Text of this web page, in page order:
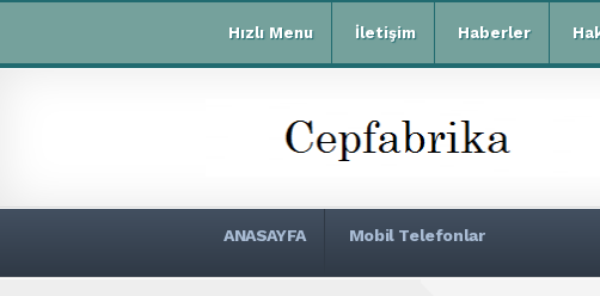
Hızlı Menu İletişim Haberler
ANASAYFA Mobil Telefonlar